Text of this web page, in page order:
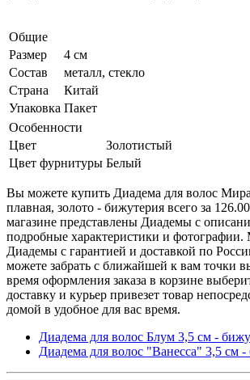
Общие
Размер
4 см
Состав
металл, стекло
Страна
Китай
Упаковка Пакет
Особенности
Цвет
Золотистый
Цвет фурнитуры Белый
Вы можете купить Диадема для волос
плавная, золото - бижутерия всего за
магазине представлены Диадемы с
подробные характеристики и
Диадемы с гарантией и доставкой по
можете забрать с ближайшей к вам точки
время оформления заказа в корзине
доставку и курьер привезет товар
домой в удобное для вас время.
Диадема для волос Блум 3,5 см -
Диадема для волос "Ванесса" 3,5 см -